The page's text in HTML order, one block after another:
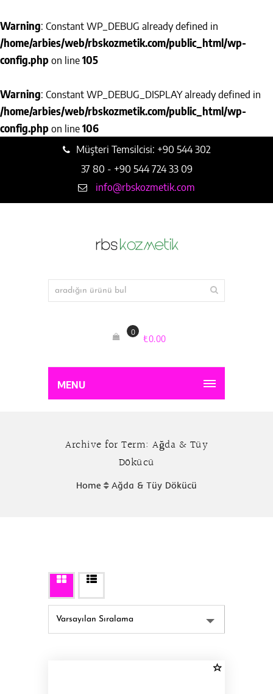
Warning: Constant WP_DEBUG already defined in
/home/arbies/web/rbskozmetik.com/public_html/wp-
config.phpon line105
Warning: Constant WP_DEBUG_DISPLAY already defined in
/home/arbies/web/rbskozmetik.com/public_html/wp-
config.phpon line106
Müşteri Temsilcisi: +90 544 302
37 80 - +90 544 724 33 09
info@rbskozmetik.com
0
₺0.00
MENU
Archive for Term: Ağda & Tüy
Dökücü
Home Ağda & Tüy Dökücü